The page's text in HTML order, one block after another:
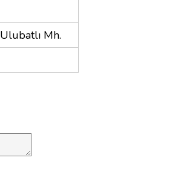
Ulubatlı Mh.